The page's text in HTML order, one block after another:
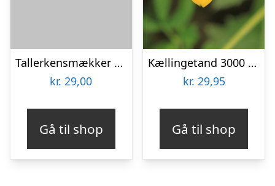
Tallerkensmækker – frø (øko)
kr. 29,00
Gå til shop
Kællingetand 3000 frø
kr. 29,95
Gå til shop